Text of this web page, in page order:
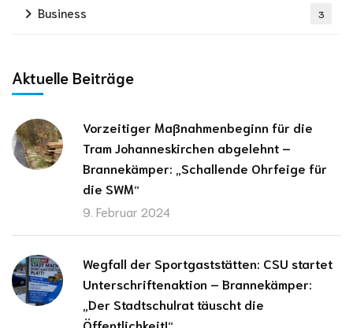
Business 3
Aktuelle Beiträge
Vorzeitiger Maßnahmenbeginn für die
Tram Johanneskirchen abgelehnt –
Brannekämper: „Schallende Ohrfeige für
die SWM“
9. Februar 2024
Wegfall der Sportgaststätten: CSU startet
Unterschriftenaktion – Brannekämper:
„Der Stadtschulrat täuscht die
Öffentlichkeit!“